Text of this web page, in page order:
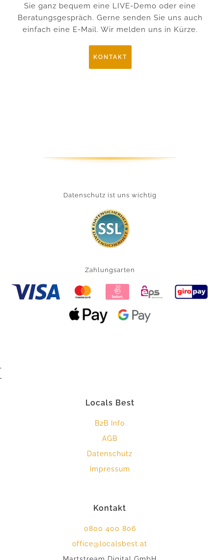
Sie ganz bequem eine LIVE-Demo oder eine
Beratungsgespräch. Gerne senden Sie uns auch
einfach eine E-Mail. Wir melden uns in Kürze.
KONTAKT
Datenschutz ist uns wichtig
Zahlungsarten
.
.
Locals Best
B2B Info
AGB
Datenschutz
Impressum
Kontakt
0800 400 806
office@localsbest.at